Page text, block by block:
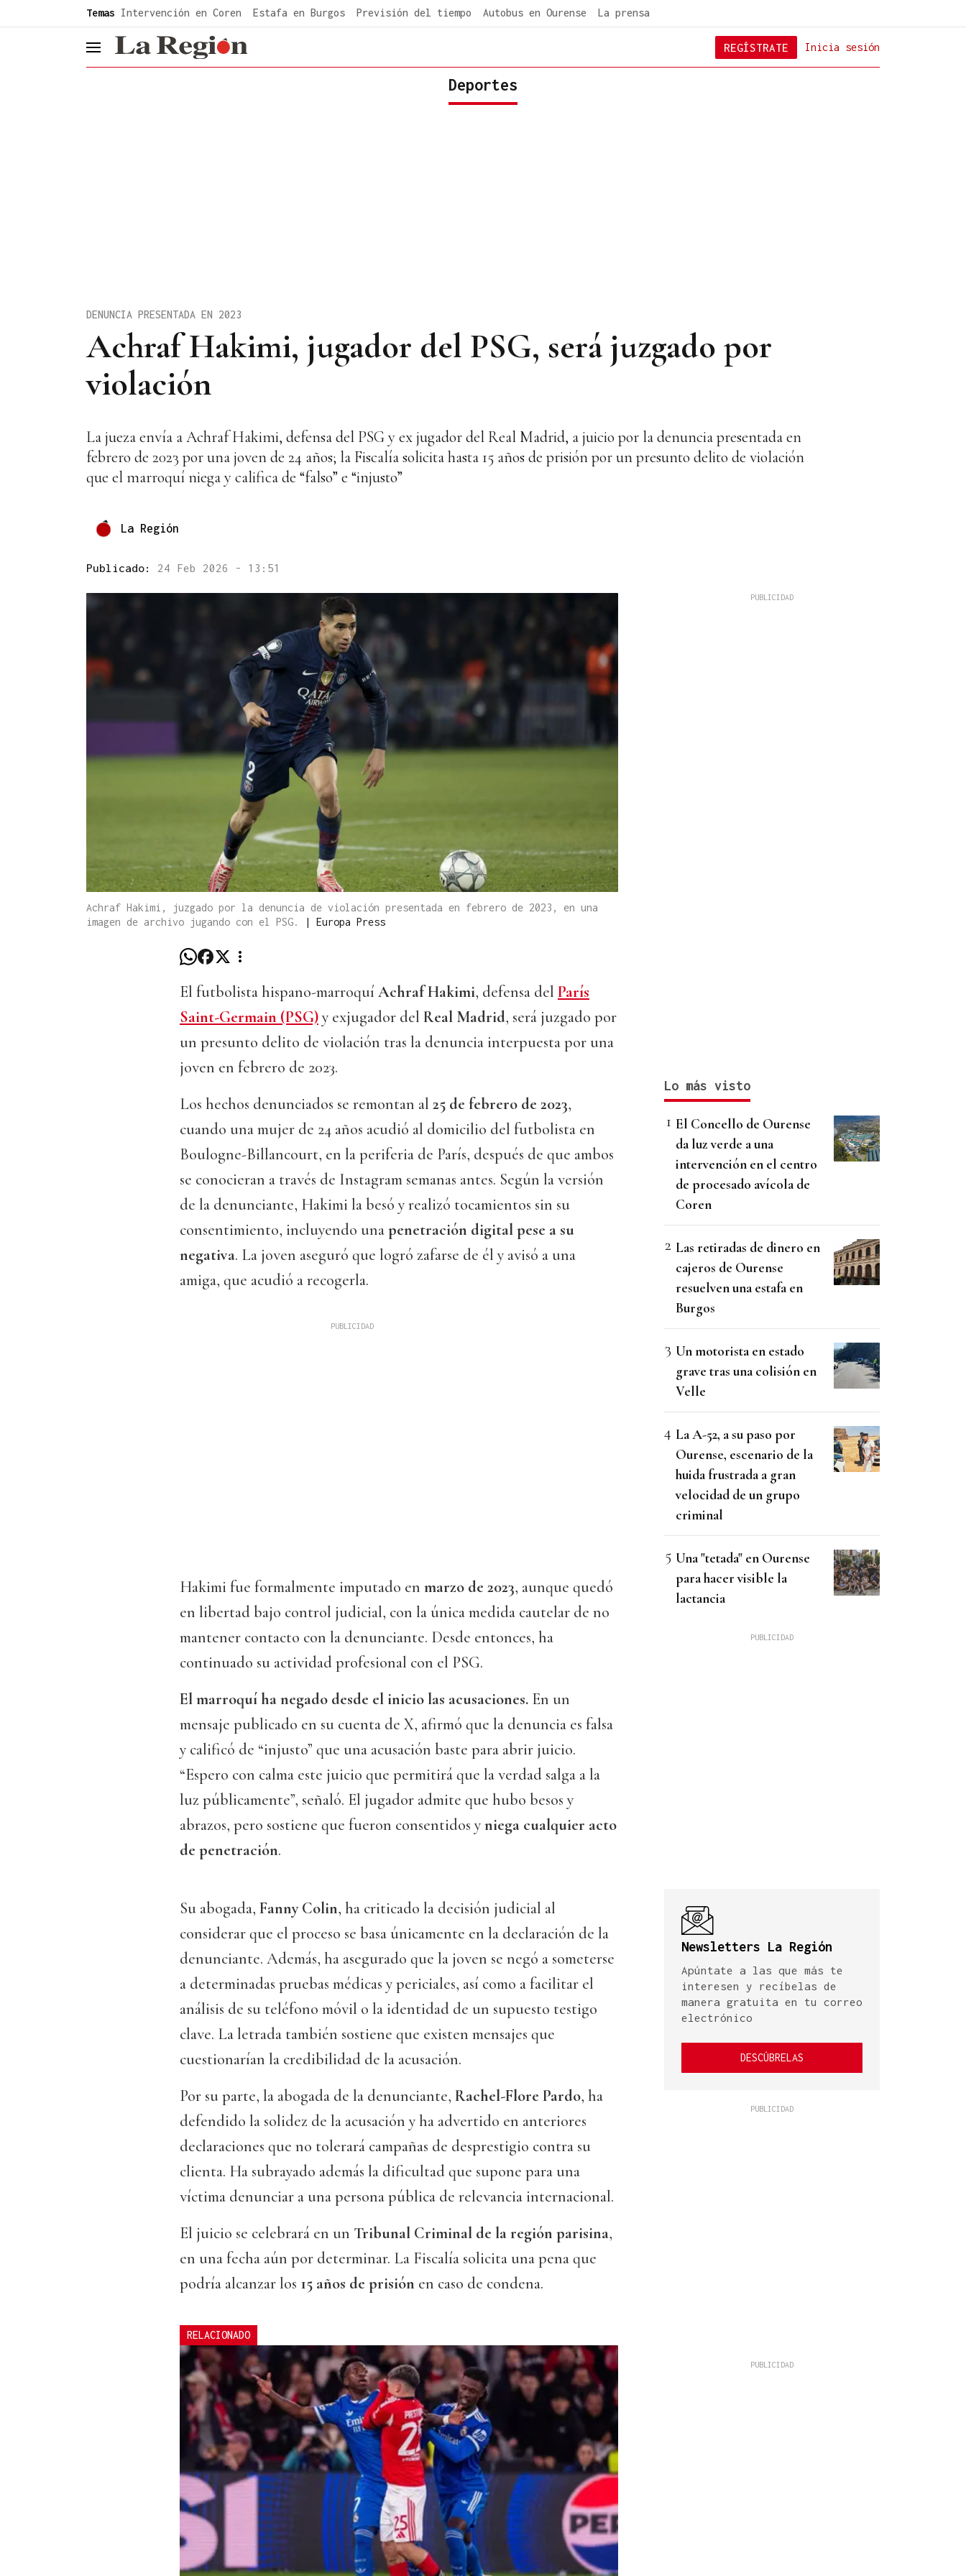
Temas Intervención en Coren Estafa en Burgos Previsión del tiempo Autobus en Ourense La prensa
header.menu.open Inicia sesión
REGÍSTRATE
Deportes
Achraf Hakimi, jugador del PSG, será juzgado por
violación
DENUNCIA PRESENTADA EN 2023
La jueza envía a Achraf Hakimi, defensa del PSG y ex jugador del Real Madrid, a juicio por la denuncia presentada en
febrero de 2023 por una joven de 24 años; la Fiscalía solicita hasta 15 años de prisión por un presunto delito de violación
que el marroquí niega y califica de “falso” e “injusto”
La Región
Publicado: 24 Feb 2026 - 13:51
Achraf Hakimi, juzgado por la denuncia de violación presentada en febrero de 2023, en una
imagen de archivo jugando con el PSG.
| Europa Press
El futbolista hispano-marroquí Achraf Hakimi, defensa del París
Saint-Germain (PSG)y exjugador del Real Madrid, será juzgado por
un presunto delito de violación tras la denuncia interpuesta por una
joven en febrero de 2023.
Los hechos denunciados se remontan al 25 de febrero de 2023,
cuando una mujer de 24 años acudió al domicilio del futbolista en
Boulogne-Billancourt, en la periferia de París, después de que ambos
se conocieran a través de Instagram semanas antes. Según la versión
de la denunciante, Hakimi la besó y realizó tocamientos sin su
consentimiento, incluyendo unapenetración digital pese a su
negativa. La joven aseguró que logró zafarse de él y avisó a una
amiga, que acudió a recogerla.
Hakimi fue formalmente imputado en marzo de 2023, aunque quedó
en libertad bajo control judicial, con la única medida cautelar de no
mantener contacto con la denunciante. Desde entonces, ha
continuado su actividad profesional con el PSG.
El marroquí ha negado desde el inicio las acusaciones. En un
mensaje publicado en su cuenta de X, afirmó que la denuncia es falsa
y calificó de “injusto” que una acusación baste para abrir juicio.
“Espero con calma este juicio que permitirá que la verdad salga a la
luz públicamente”, señaló. El jugador admite que hubo besos y
abrazos, pero sostiene que fueron consentidos yniega cualquier acto
de penetración.
Su abogada, Fanny Colin, ha criticado la decisión judicial al
considerar que el proceso se basa únicamente en la declaración de la
denunciante. Además, ha asegurado que la joven se negó a someterse
a determinadas pruebas médicas y periciales, así como a facilitar el
análisis de su teléfono móvil o la identidad de un supuesto testigo
clave. La letrada también sostiene que existen mensajes que
cuestionarían la credibilidad de la acusación.
Por su parte, la abogada de la denunciante, Rachel-Flore Pardo, ha
defendido la solidez de la acusación y ha advertido en anteriores
declaraciones que no tolerará campañas de desprestigio contra su
clienta. Ha subrayado además la dificultad que supone para una
víctima denunciar a una persona pública de relevancia internacional.
El juicio se celebrará en un Tribunal Criminal de la región parisina,
en una fecha aún por determinar. La Fiscalía solicita una pena que
podría alcanzar los 15 años de prisión en caso de condena.
RELACIONADO
Lo más visto
El Concello de Ourense
da luz verde a una
intervención en el centro
de procesado avícola de
Coren
Las retiradas de dinero en
cajeros de Ourense
resuelven una estafa en
Burgos
Un motorista en estado
grave tras una colisión en
Velle
La A-52, a su paso por
Ourense, escenario de la
huida frustrada a gran
velocidad de un grupo
criminal
Una "tetada" en Ourense
para hacer visible la
lactancia
Newsletters La Región
Apúntate a las que más te
interesen y recíbelas de
manera gratuita en tu correo
electrónico
DESCÚBRELAS